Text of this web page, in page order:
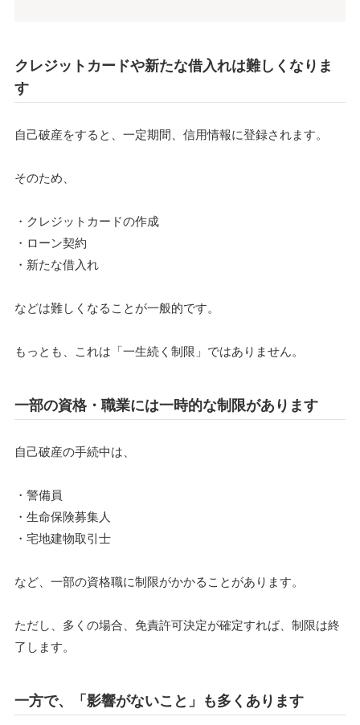
クレジットカードや新たな借入れは難しくなりま
す
自己破産をすると、一定期間、信用情報に登録されます。
そのため、
・クレジットカードの作成
・ローン契約
・新たな借入れ
などは難しくなることが一般的です。
もっとも、これは「一生続く制限」ではありません。
一部の資格・職業には一時的な制限があります
自己破産の手続中は、
・警備員
・生命保険募集人
・宅地建物取引士
など、一部の資格職に制限がかかることがあります。
ただし、多くの場合、免責許可決定が確定すれば、制限は終
了します。
一方で、「影響がないこと」も多くあります